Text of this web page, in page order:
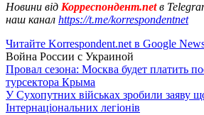
Новини від Корреспондент.netв
наш канал https://t.me/korrespondentnet
Читайте Korrespondent.net в Google
Война России с Украиной
Провал сезона: Москва будет платить
турсектора Крыма
У Сухопутних військах зробили заяву
Інтернаціональних легіонів